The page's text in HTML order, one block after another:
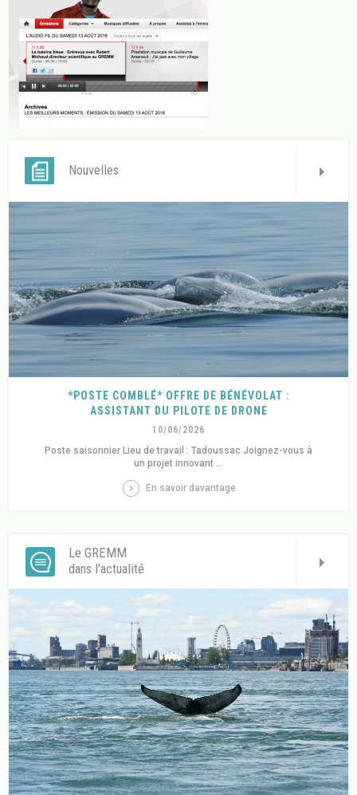
Nouvelles
*POSTE COMBLÉ* OFFRE DE BÉNÉVOLAT :
ASSISTANT DU PILOTE DE DRONE
10/06/2026
Poste saisonnier Lieu de travail : Tadoussac Joignez-vous à
un projet innovant ...
En savoir davantage
Le GREMM
dans l'actualité